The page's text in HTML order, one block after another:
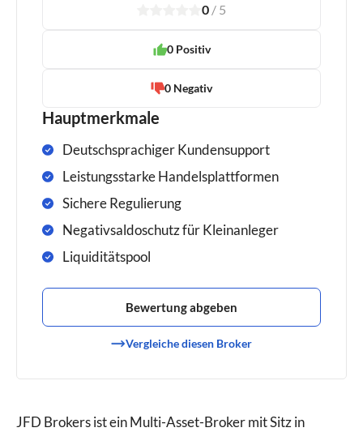
0 / 5
0 Positiv
0 Negativ
Hauptmerkmale
Deutschsprachiger Kundensupport
Leistungsstarke Handelsplattformen
Sichere Regulierung
Negativsaldoschutz für Kleinanleger
Liquiditätspool
Bewertung abgeben
Vergleiche diesen Broker
JFD Brokers ist ein Multi-Asset-Broker mit Sitz in